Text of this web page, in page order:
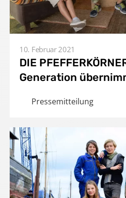
10. Februar 2021
DIE
Generation
Pressemitteilung